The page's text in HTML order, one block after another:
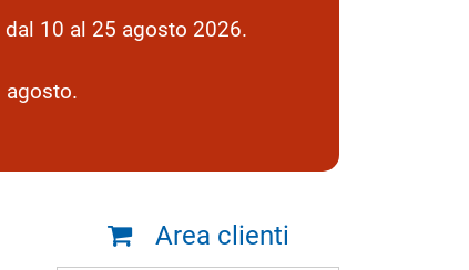
dal 10 al 25 agosto 2026.
agosto.
Area clienti